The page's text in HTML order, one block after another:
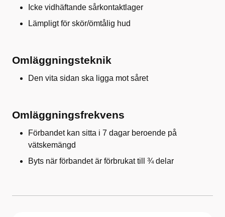
Icke vidhäftande sårkontaktlager
Lämpligt för skör/ömtålig hud
Omläggningsteknik
Den vita sidan ska ligga mot såret
Omläggningsfrekvens
Förbandet kan sitta i 7 dagar beroende på
vätskemängd
Byts när förbandet är förbrukat till ¾ delar